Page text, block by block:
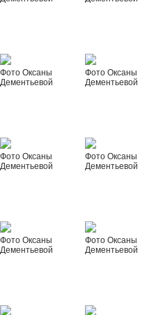
Фото Оксаны
Дементьевой
Фото Оксаны
Дементьевой
Фото Оксаны
Дементьевой
Фото Оксаны
Дементьевой
Фото Оксаны
Дементьевой
Фото Оксаны
Дементьевой